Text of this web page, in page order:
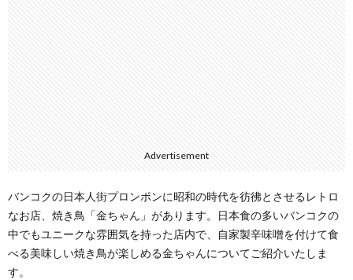
Advertisement
バンコクの日本人街プロンポンに昭和の時代を彷彿とさせるレトロ
なお店、焼き鳥「金ちゃん」があります。日本食の多いバンコクの
中でもユニークな雰囲気を持った店内で、自家製辛味噌を付けて食
べる美味しい焼き鳥が楽しめる金ちゃんについてご紹介いたしま
す。